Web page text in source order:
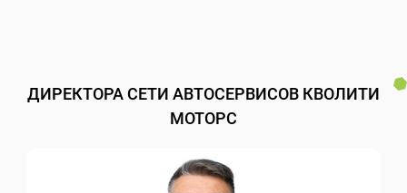
ДИРЕКТОРА СЕТИ АВТОСЕРВИСОВ КВОЛИТИ
МОТОРС